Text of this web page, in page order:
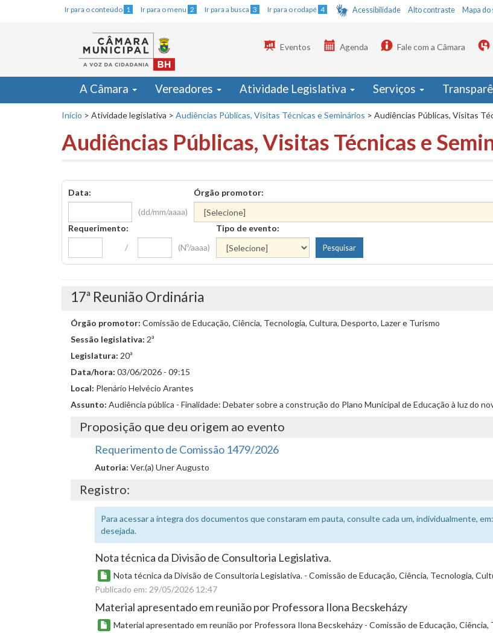
Ir para o conteúdo 1 Ir para o menu 2 Ir para a busca 3 Ir para o rodapé 4 Acessibilidade Alto contraste Mapa do
Eventos Agenda Fale com a Câmara
A Câmara Vereadores Atividade Legislativa Serviços
Início > Atividade legislativa > Audiências Públicas, Visitas Técnicas e Seminários > Audiências Públicas, Visitas
Audiências Públicas, Visitas Técnicas e
Data:
(dd/mm/aaaa)
Órgão promotor:
Requerimento:
/
(Nº/aaaa)
Tipo de evento:
17ª Reunião Ordinária
Órgão promotor: Comissão de Educação, Ciência, Tecnologia, Cultura, Desporto, Lazer e Turismo
Sessão legislativa: 2ª
Legislatura: 20ª
Data/hora: 03/06/2026 - 09:15
Local: Plenário Helvécio Arantes
Assunto: Audiência pública - Finalidade: Debater sobre a construção do Plano Municipal de Educação à luz do
Proposição que deu origem ao evento
Requerimento de Comissão 1479/2026
Autoria: Ver.(a) Uner Augusto
Registro:
Para acessar a íntegra dos documentos que constaram em pauta, consulte cada um, individualmente, em:
desejada.
Nota técnica da Divisão de Consultoria Legislativa.
Nota técnica da Divisão de Consultoria Legislativa. - Comissão de Educação, Ciência, Tecnologia,
Publicado em: 29/05/2026 12:47
Material apresentado em reunião por Professora Ilona Becskeházy
Material apresentado em reunião por Professora Ilona Becskeházy - Comissão de Educação,